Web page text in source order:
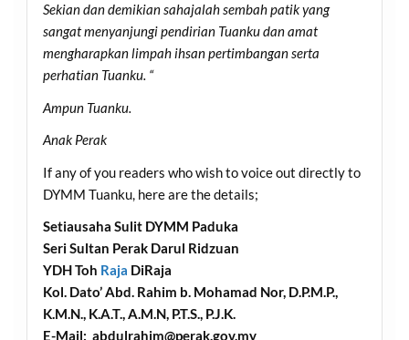
Sekian dan demikian sahajalah sembah patik yang
sangat menyanjungi pendirian Tuanku dan amat
mengharapkan limpah ihsan pertimbangan serta
perhatian Tuanku. “
Ampun Tuanku.
Anak Perak
If any of you readers who wish to voice out directly to
DYMM Tuanku, here are the details;
Setiausaha Sulit DYMM Paduka
Seri Sultan Perak Darul Ridzuan
YDH Toh Raja DiRaja
Kol. Dato’ Abd. Rahim b. Mohamad Nor, D.P.M.P.,
K.M.N., K.A.T., A.M.N, P.T.S., P.J.K.
E-Mail: abdulrahim@perak.gov.my